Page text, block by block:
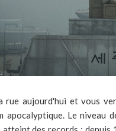
rue aujourd'hui et vous
apocalyptique. Le niveau